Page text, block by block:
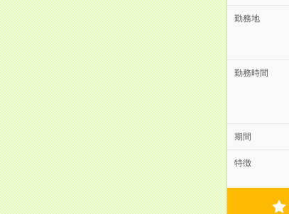
勤務地
勤務時間
期間
特徴